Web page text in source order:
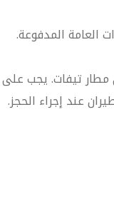
العامة المدفوعة.
مطار تيفات. يجب على
عند إجراء الحجز.